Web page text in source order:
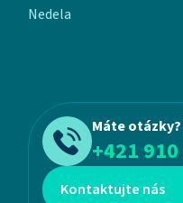
Nedela
Máte
+421
Kontaktujte nás